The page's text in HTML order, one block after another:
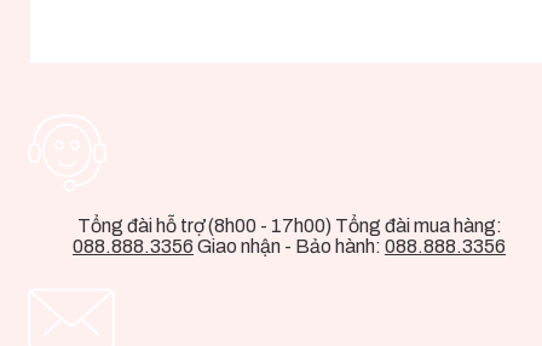
Tổng đài hỗ trợ (8h00 - 17h00) Tổng đài mua hàng:
088.888.3356 Giao nhận - Bảo hành: 088.888.3356